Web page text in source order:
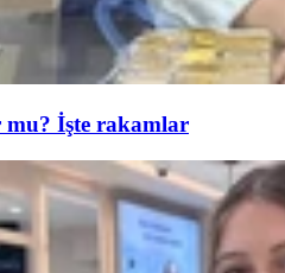
mu? İşte rakamlar